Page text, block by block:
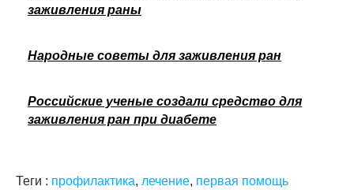
заживления раны
Народные советы для заживления ран
Российские ученые создали средство для
заживления ран при диабете
Теги : профилактика, лечение, первая помощь